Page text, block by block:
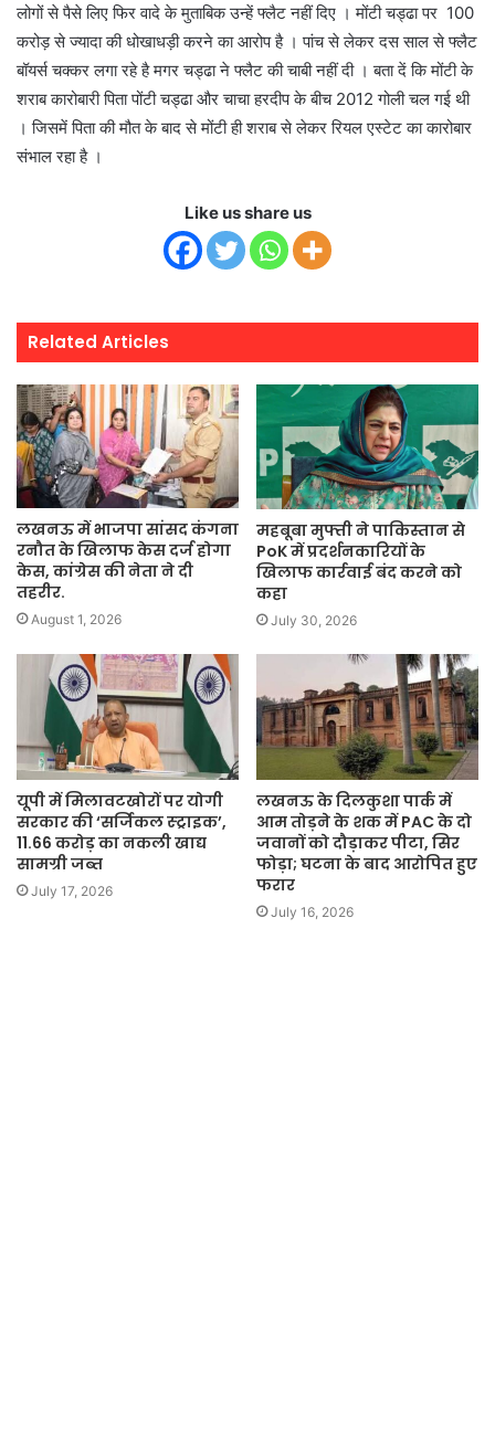
लोगों से पैसे लिए फिर वादे के मुताबिक उन्हें फ्लैट नहीं दिए । मोंटी चड्ढा पर 100
करोड़ से ज्यादा की धोखाधड़ी करने का आरोप है । पांच से लेकर दस साल से फ्लैट
बॉयर्स चक्कर लगा रहे है मगर चड्ढा ने फ्लैट की चाबी नहीं दी । बता दें कि मोंटी के
शराब कारोबारी पिता पोंटी चड्ढा और चाचा हरदीप के बीच 2012 गोली चल गई थी
। जिसमें पिता की मौत के बाद से मोंटी ही शराब से लेकर रियल एस्टेट का कारोबार
संभाल रहा है ।
Like us share us
Related Articles
लखनऊ में भाजपा सांसद कंगना
रनौत के खिलाफ केस दर्ज होगा
केस, कांग्रेस की नेता ने दी
तहरीर.
August 1, 2026
महबूबा मुफ्ती ने पाकिस्तान से
PoK में प्रदर्शनकारियों के
खिलाफ कार्रवाई बंद करने को
कहा
July 30, 2026
यूपी में मिलावटखोरों पर योगी
सरकार की ‘सर्जिकल स्ट्राइक’,
11.66 करोड़ का नकली खाद्य
सामग्री जब्त
July 17, 2026
लखनऊ के दिलकुशा पार्क में
आम तोड़ने के शक में PAC के दो
जवानों को दौड़ाकर पीटा, सिर
फोड़ा; घटना के बाद आरोपित हुए
फरार
July 16, 2026